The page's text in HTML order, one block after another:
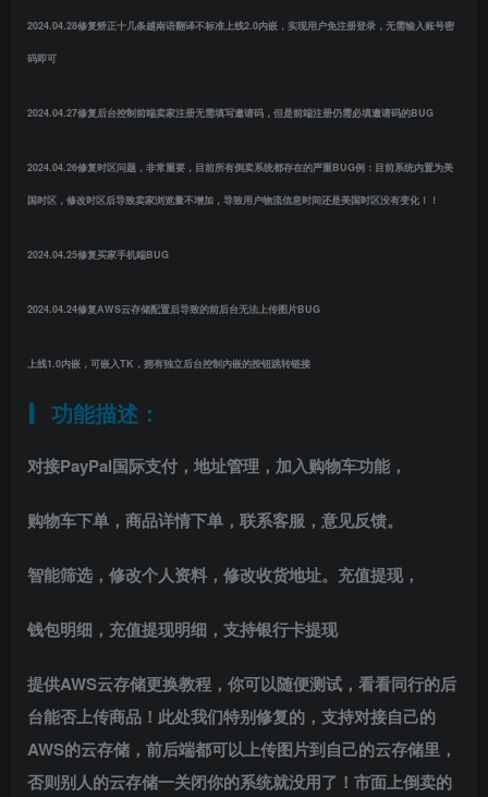
2024.04.28修复矫正十几条越南语翻译不标准上线2.0内嵌，实现用户免注册登录，无需输入账号密
码即可
2024.04.27修复后台控制前端卖家注册无需填写邀请码，但是前端注册仍需必填邀请码的BUG
2024.04.26修复时区问题，非常重要，目前所有倒卖系统都存在的严重BUG例：目前系统内置为美
国时区，修改时区后导致卖家浏览量不增加，导致用户物流信息时间还是美国时区没有变化！！
2024.04.25修复买家手机端BUG
2024.04.24修复AWS云存储配置后导致的前后台无法上传图片BUG
上线1.0内嵌，可嵌入TK，拥有独立后台控制内嵌的按钮跳转链接
功能描述：
对接PayPal国际支付，地址管理，加入购物车功能，
购物车下单，商品详情下单，联系客服，意见反馈。
智能筛选，修改个人资料，修改收货地址。充值提现，
钱包明细，充值提现明细，支持银行卡提现
提供AWS云存储更换教程，你可以随便测试，看看同行的后
台能否上传商品！此处我们特别修复的，支持对接自己的
AWS的云存储，前后端都可以上传图片到自己的云存储里，
否则别人的云存储一关闭你的系统就没用了！市面上倒卖的